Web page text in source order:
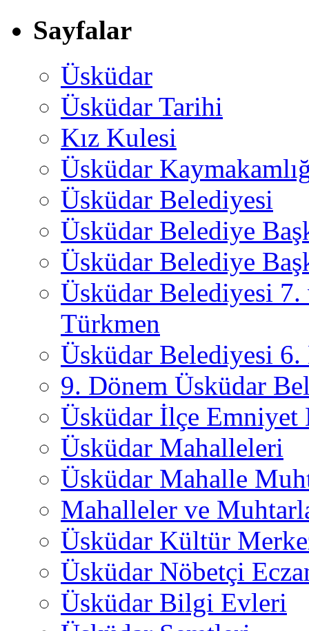
Sayfalar
Üsküdar
Üsküdar Tarihi
Kız Kulesi
Üsküdar
Üsküdar Belediyesi
Üsküdar Belediye
Üsküdar Belediye
Üsküdar Belediyesi
Türkmen
Üsküdar Belediyesi 6.
9. Dönem Üsküdar
Üsküdar İlçe
Üsküdar Mahalleleri
Üsküdar Mahalle
Mahalleler ve
Üsküdar Kültür
Üsküdar Nöbetçi
Üsküdar Bilgi Evleri